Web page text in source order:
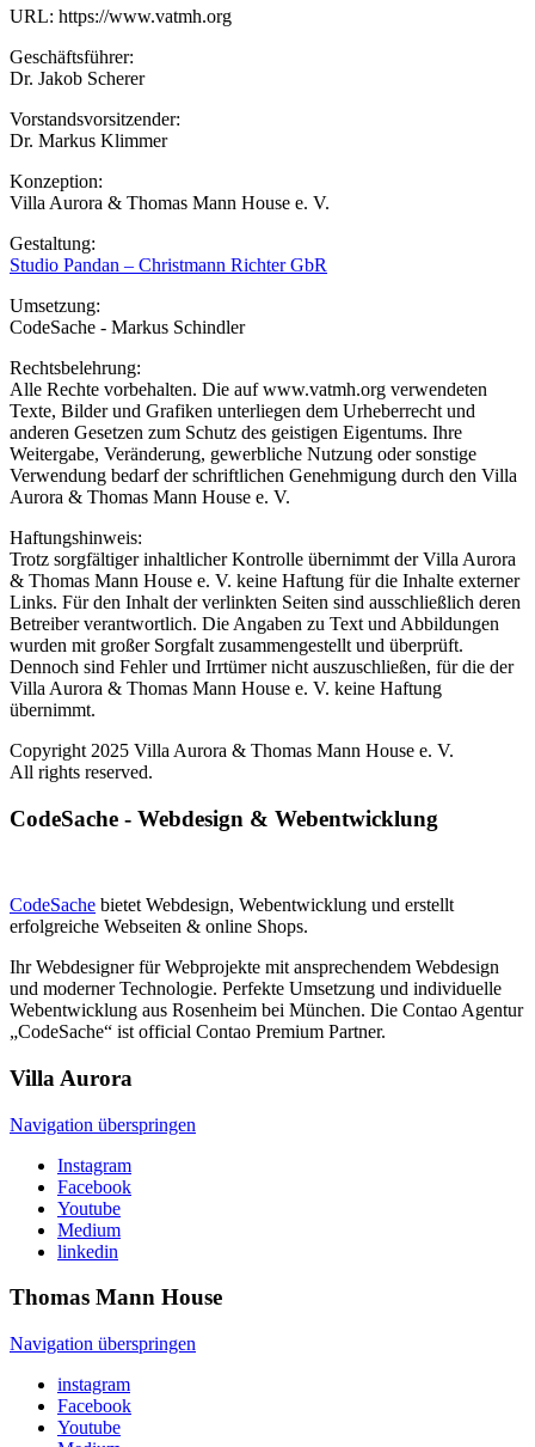
URL: https://www.vatmh.org
Geschäftsführer:
Dr. Jakob Scherer
Vorstandsvorsitzender:
Dr. Markus Klimmer
Konzeption:
Villa Aurora & Thomas Mann House e. V.
Gestaltung:
Studio Pandan – Christmann Richter GbR
Umsetzung:
CodeSache - Markus Schindler
Rechtsbelehrung:
Alle Rechte vorbehalten. Die auf www.vatmh.org verwendeten
Texte, Bilder und Grafiken unterliegen dem Urheberrecht und
anderen Gesetzen zum Schutz des geistigen Eigentums. Ihre
Weitergabe, Veränderung, gewerbliche Nutzung oder sonstige
Verwendung bedarf der schriftlichen Genehmigung durch den Villa
Aurora & Thomas Mann House e. V.
Haftungshinweis:
Trotz sorgfältiger inhaltlicher Kontrolle übernimmt der Villa Aurora
& Thomas Mann House e. V. keine Haftung für die Inhalte externer
Links. Für den Inhalt der verlinkten Seiten sind ausschließlich deren
Betreiber verantwortlich. Die Angaben zu Text und Abbildungen
wurden mit großer Sorgfalt zusammengestellt und überprüft.
Dennoch sind Fehler und Irrtümer nicht auszuschließen, für die der
Villa Aurora & Thomas Mann House e. V. keine Haftung
übernimmt.
Copyright 2025 Villa Aurora & Thomas Mann House e. V.
All rights reserved.
CodeSache - Webdesign & Webentwicklung
CodeSache bietet Webdesign, Webentwicklung und erstellt
erfolgreiche Webseiten & online Shops.
Ihr Webdesigner für Webprojekte mit ansprechendem Webdesign
und moderner Technologie. Perfekte Umsetzung und individuelle
Webentwicklung aus Rosenheim bei München. Die Contao Agentur
„CodeSache“ ist official Contao Premium Partner.
Villa Aurora
Navigation überspringen
Instagram
Facebook
Youtube
Medium
linkedin
Thomas Mann House
Navigation überspringen
instagram
Facebook
Youtube